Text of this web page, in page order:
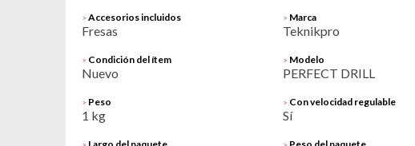
> Accesorios incluidos
Fresas
> Marca
Teknikpro
> Condición del ítem
Nuevo
> Modelo
PERFECT DRILL
> Peso
1 kg
> Con velocidad regulable
Sí